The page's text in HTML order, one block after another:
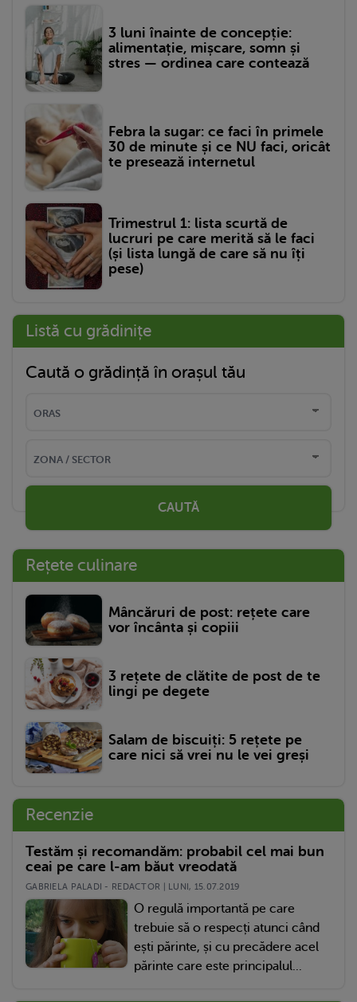
3 luni înainte de concepție:
alimentație, mișcare, somn și
stres — ordinea care contează
Febra la sugar: ce faci în primele
30 de minute și ce NU faci, oricât
te presează internetul
Trimestrul 1: lista scurtă de
lucruri pe care merită să le faci
(și lista lungă de care să nu îți
pese)
Listă cu grădinițe
Caută o grădință în orașul tău
CAUTĂ
Rețete culinare
Mâncăruri de post: rețete care
vor încânta și copiii
3 rețete de clătite de post de te
lingi pe degete
Salam de biscuiți: 5 rețete pe
care nici să vrei nu le vei greși
Recenzie
Testăm și recomandăm: probabil cel mai bun
ceai pe care l-am băut vreodată
GABRIELA PALADI - REDACTOR | LUNI, 15.07.2019
O regulă importantă pe care
trebuie să o respecți atunci când
ești părinte, și cu precădere acel
părinte care este principalul...